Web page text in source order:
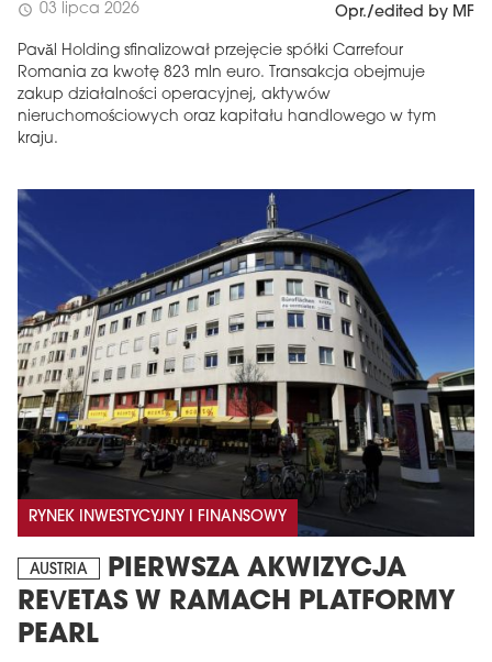
schedule 03 lipca 2026 Opr./edited by MF
Pavăl Holding sfinalizował przejęcie spółki Carrefour
Romania za kwotę 823 mln euro. Transakcja obejmuje
zakup działalności operacyjnej, aktywów
nieruchomościowych oraz kapitału handlowego w tym
kraju.
RYNEK INWESTYCYJNY I FINANSOWY
AUSTRIA
PIERWSZA AKWIZYCJA
REVETAS W RAMACH PLATFORMY
PEARL